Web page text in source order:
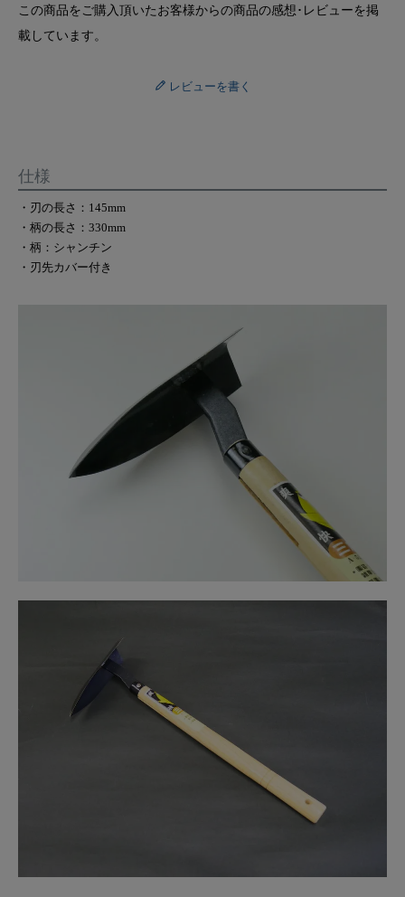
この商品をご購入頂いたお客様からの商品の感想･レビューを掲
載しています。
レビューを書く
仕様
・刃の長さ：145mm
・柄の長さ：330mm
・柄：シャンチン
・刃先カバー付き